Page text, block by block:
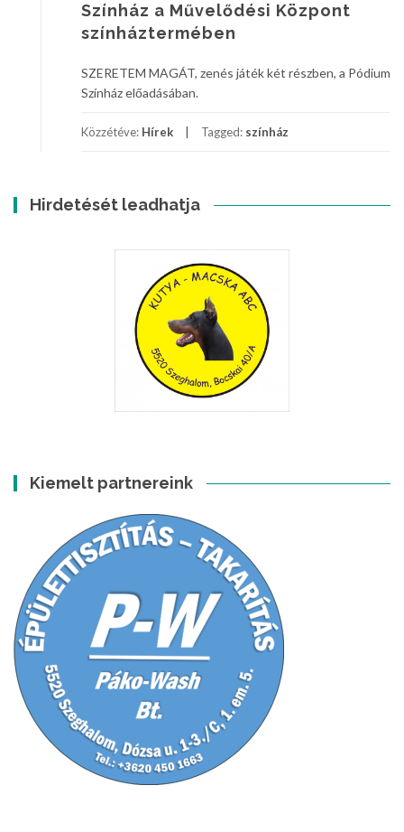
Színház a Művelődési Központ
színháztermében
SZERETEM MAGÁT, zenés játék két részben, a Pódium
Színház előadásában.
Közzétéve: Hírek Tagged: színház
Hirdetését leadhatja
Kiemelt partnereink